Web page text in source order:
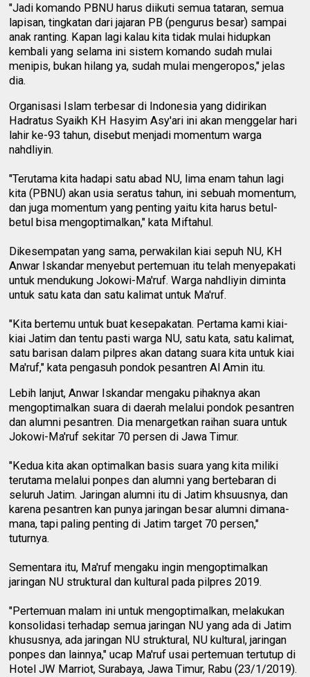
"Jadi komando PBNU harus diikuti semua tataran, semua
lapisan, tingkatan dari jajaran PB (pengurus besar) sampai
anak ranting. Kapan lagi kalau kita tidak mulai hidupkan
kembali yang selama ini sistem komando sudah mulai
menipis, bukan hilang ya, sudah mulai mengeropos," jelas
dia.
Organisasi Islam terbesar di Indonesia yang didirikan
Hadratus Syaikh KH Hasyim Asy'ari ini akan menggelar hari
lahir ke-93 tahun, disebut menjadi momentum warga
nahdliyin.
"Terutama kita hadapi satu abad NU, lima enam tahun lagi
kita (PBNU) akan usia seratus tahun, ini sebuah momentum,
dan juga momentum yang penting yaitu kita harus betul-
betul bisa mengoptimalkan," kata Miftahul.
Dikesempatan yang sama, perwakilan kiai sepuh NU, KH
Anwar Iskandar menyebut pertemuan itu telah menyepakati
untuk mendukung Jokowi-Ma'ruf. Warga nahdliyin diminta
untuk satu kata dan satu kalimat untuk Ma'ruf.
"Kita bertemu untuk buat kesepakatan. Pertama kami kiai-
kiai Jatim dan tentu pasti warga NU, satu kata, satu kalimat,
satu barisan dalam pilpres akan datang suara kita untuk kiai
Ma'ruf," kata pengasuh pondok pesantren Al Amin itu.
Lebih lanjut, Anwar Iskandar mengaku pihaknya akan
mengoptimalkan suara di daerah melalui pondok pesantren
dan alumni pesantren. Dia menargetkan raihan suara untuk
Jokowi-Ma'ruf sekitar 70 persen di Jawa Timur.
"Kedua kita akan optimalkan basis suara yang kita miliki
terutama melalui ponpes dan alumni yang bertebaran di
seluruh Jatim. Jaringan alumni itu di Jatim khsuusnya, dan
karena pesantren kan punya jaringan besar alumni dimana-
mana, tapi paling penting di Jatim target 70 persen,"
tuturnya.
Sementara itu, Ma'ruf mengaku ingin mengoptimalkan
jaringan NU struktural dan kultural pada pilpres 2019.
"Pertemuan malam ini untuk mengoptimalkan, melakukan
konsolidasi terhadap semua jaringan NU yang ada di Jatim
khususnya, ada jaringan NU struktural, NU kultural, jaringan
ponpes dan lainnya," ucap Ma'ruf usai pertemuan tertutup di
Hotel JW Marriot, Surabaya, Jawa Timur, Rabu (23/1/2019).